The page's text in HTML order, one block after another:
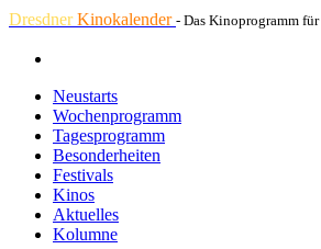
DresdnerKinokalender - Das Kinoprogramm für
Neustarts
Wochenprogramm
Tagesprogramm
Besonderheiten
Festivals
Kinos
Aktuelles
Kolumne